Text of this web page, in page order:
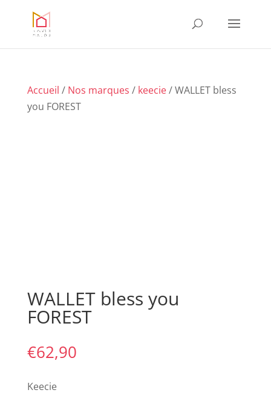
Accueil / Nos marques / keecie/ WALLET bless
you FOREST
WALLET bless you
FOREST
€62,90
Keecie